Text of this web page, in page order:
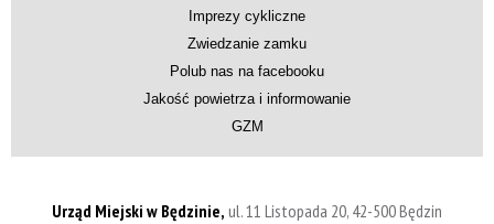
Imprezy cykliczne
Zwiedzanie zamku
Polub nas na facebooku
Jakość powietrza i informowanie
GZM
Urząd Miejski w Będzinie, ul. 11 Listopada 20, 42-500 Będzin